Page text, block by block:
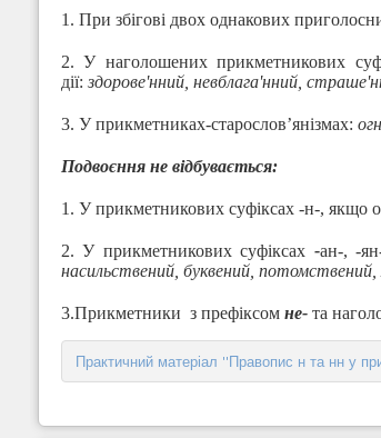
1. При збігові двох однакових
2. У наголошених прикметникових
дії: здорове'нний, невблага'нний,
3. У прикметниках-старослов’янізмах:
Подвоєння не відбувається:
1. У прикметникових суфіксах -н-, якщо
2. У прикметникових суфіксах -ан-, -
насильствений, буквений, потомствений,
3.Прикметники з префіксом не-та
Практичний матеріал "Правопис н та нн у